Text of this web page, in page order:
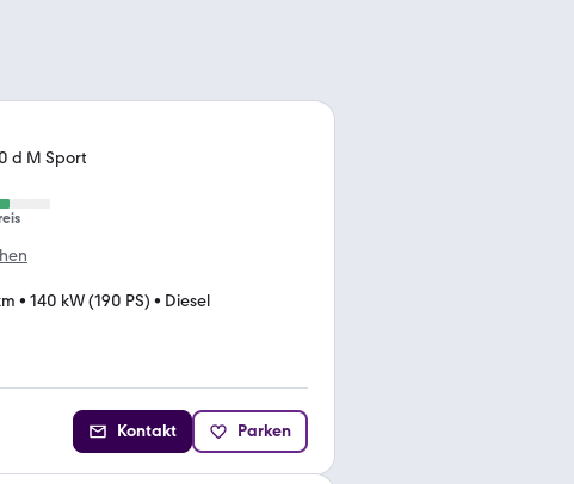
d M Sport
• 140 kW (190 PS) • Diesel
Kontakt Parken